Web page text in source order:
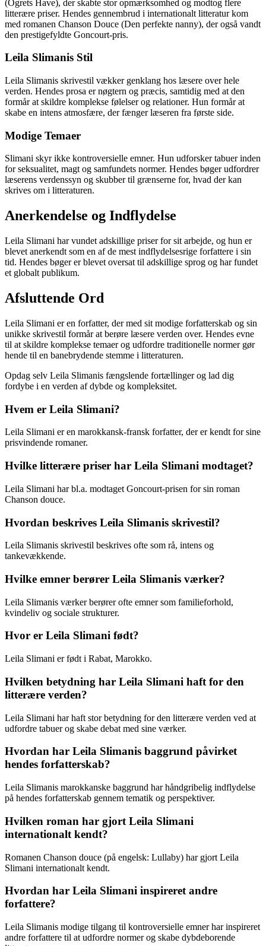
(Ogrets Have), der skabte stor opmærksomhed og modtog flere
litterære priser. Hendes gennembrud i internationalt litteratur kom
med romanen Chanson Douce (Den perfekte nanny), der også vandt
den prestigefyldte Goncourt-pris.
Leila Slimanis Stil
Leila Slimanis skrivestil vækker genklang hos læsere over hele
verden. Hendes prosa er nøgtern og præcis, samtidig med at den
formår at skildre komplekse følelser og relationer. Hun formår at
skabe en intens atmosfære, der fænger læseren fra første side.
Modige Temaer
Slimani skyr ikke kontroversielle emner. Hun udforsker tabuer inden
for seksualitet, magt og samfundets normer. Hendes bøger udfordrer
læserens verdenssyn og skubber til grænserne for, hvad der kan
skrives om i litteraturen.
Anerkendelse og Indflydelse
Leila Slimani har vundet adskillige priser for sit arbejde, og hun er
blevet anerkendt som en af de mest indflydelsesrige forfattere i sin
tid. Hendes bøger er blevet oversat til adskillige sprog og har fundet
et globalt publikum.
Afsluttende Ord
Leila Slimani er en forfatter, der med sit modige forfatterskab og sin
unikke skrivestil formår at berøre læsere verden over. Hendes evne
til at skildre komplekse temaer og udfordre traditionelle normer gør
hende til en banebrydende stemme i litteraturen.
Opdag selv Leila Slimanis fængslende fortællinger og lad dig
fordybe i en verden af dybde og kompleksitet.
Hvem er Leila Slimani?
Leila Slimani er en marokkansk-fransk forfatter, der er kendt for sine
prisvindende romaner.
Hvilke litterære priser har Leila Slimani modtaget?
Leila Slimani har bl.a. modtaget Goncourt-prisen for sin roman
Chanson douce.
Hvordan beskrives Leila Slimanis skrivestil?
Leila Slimanis skrivestil beskrives ofte som rå, intens og
tankevækkende.
Hvilke emner berører Leila Slimanis værker?
Leila Slimanis værker berører ofte emner som familieforhold,
kvindeliv og sociale strukturer.
Hvor er Leila Slimani født?
Leila Slimani er født i Rabat, Marokko.
Hvilken betydning har Leila Slimani haft for den
litterære verden?
Leila Slimani har haft stor betydning for den litterære verden ved at
udfordre tabuer og skabe debat med sine værker.
Hvordan har Leila Slimanis baggrund påvirket
hendes forfatterskab?
Leila Slimanis marokkanske baggrund har håndgribelig indflydelse
på hendes forfatterskab gennem tematik og perspektiver.
Hvilken roman har gjort Leila Slimani
internationalt kendt?
Romanen Chanson douce (på engelsk: Lullaby) har gjort Leila
Slimani internationalt kendt.
Hvordan har Leila Slimani inspireret andre
forfattere?
Leila Slimanis modige tilgang til kontroversielle emner har inspireret
andre forfattere til at udfordre normer og skabe dybdeborende